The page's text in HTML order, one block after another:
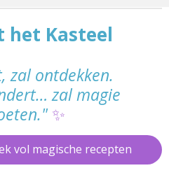
het Kasteel
zal ontdekken.
zal magie
✨
vol magische recepten